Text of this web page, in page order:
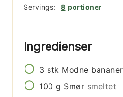
Servings: 8 portioner
Ingredienser
3 stk Modne bananer
100 g Smør smeltet